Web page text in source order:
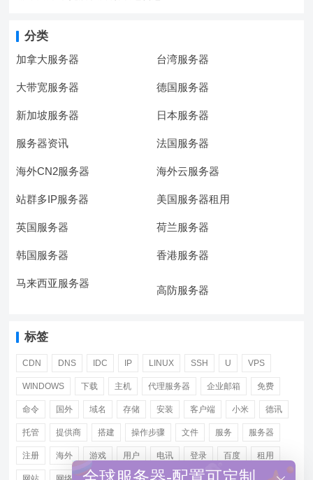
分类
加拿大服务器 台湾服务器
大带宽服务器 德国服务器
新加坡服务器 日本服务器
服务器资讯 法国服务器
海外CN2服务器 海外云服务器
站群多IP服务器 美国服务器租用
英国服务器 荷兰服务器
韩国服务器 香港服务器
马来西亚服务器
高防服务器
标签
CDN DNS IDC IP LINUX SSH U VPS
WINDOWS 下载 主机 代理服务器 企业邮箱 免费
命令 国外 域名 存储 安装 客户端 小米 德讯
托管 提供商 搭建 操作步骤 文件 服务 服务器
注册 海外 游戏 用户 电讯 登录 百度 租用